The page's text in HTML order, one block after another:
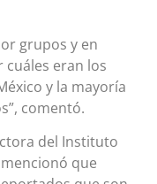
grupos y en
cuáles eran los
y la mayoría
comentó.
del Instituto
que